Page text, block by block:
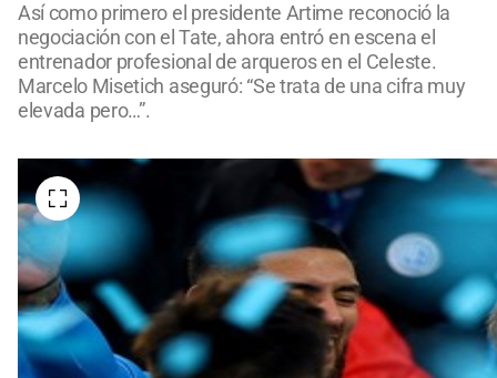
Así como primero el presidente Artime reconoció la
negociación con el Tate, ahora entró en escena el
entrenador profesional de arqueros en el Celeste.
Marcelo Misetich aseguró: “Se trata de una cifra muy
elevada pero…”.